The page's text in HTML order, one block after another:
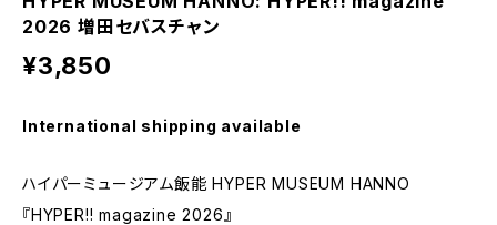
2026 増田セバスチャン
¥3,850
International shipping available
ハイパーミュージアム飯能 HYPER MUSEUM HANNO
『HYPER!! magazine 2026』